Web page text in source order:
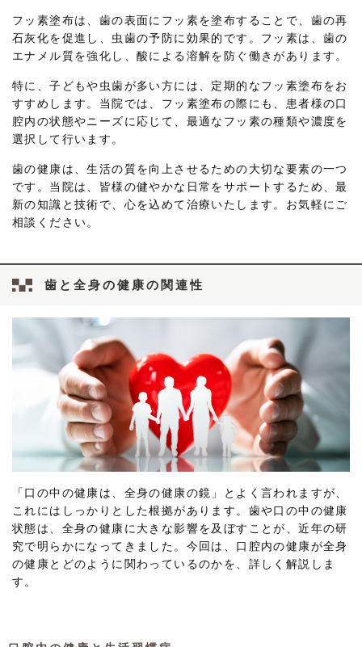
フッ素塗布は、歯の表面にフッ素を塗布することで、歯の再
石灰化を促進し、虫歯の予防に効果的です。フッ素は、歯の
エナメル質を強化し、酸による溶解を防ぐ働きがあります。
特に、子どもや虫歯が多い方には、定期的なフッ素塗布をお
すすめします。当院では、フッ素塗布の際にも、患者様の口
腔内の状態やニーズに応じて、最適なフッ素の種類や濃度を
選択して行います。
歯の健康は、生活の質を向上させるための大切な要素の一つ
です。当院は、皆様の健やかな日常をサポートするため、最
新の知識と技術で、心を込めて治療いたします。お気軽にご
相談ください。
歯と全身の健康の関連性
「口の中の健康は、全身の健康の鏡」とよく言われますが、
これにはしっかりとした根拠があります。歯や口の中の健康
状態は、全身の健康に大きな影響を及ぼすことが、近年の研
究で明らかになってきました。今回は、口腔内の健康が全身
の健康とどのように関わっているのかを、詳しく解説しま
す。